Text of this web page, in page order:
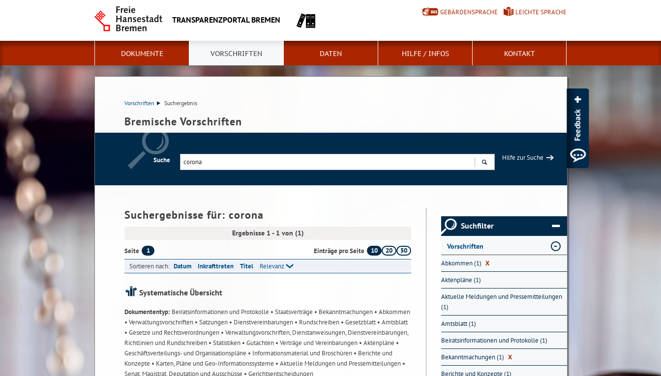
TRANSPARENZPORTAL BREMEN
GEBÄRDENSPRACHE LEICHTE SPRACHE
DOKUMENTE VORSCHRIFTEN DATEN HILFE / INFOS KONTAKT
Vorschriften Suchergebnis
Bremische Vorschriften
Suche
Hilfe zur Suche
Suchergebnisse für: corona
Ergebnisse 1 - 1 von (1)
Seite 1 Einträge pro Seite 10 20
50
Sortieren nach: Datum Inkrafttreten Titel Relevanz
Systematische Übersicht
Dokumententyp: Beiratsinformationen und Protokolle • Staatsverträge • Bekanntmachungen • Abkommen
• Verwaltungsvorschriften • Satzungen • Dienstvereinbarungen • Rundschreiben • Gesetzblatt• Amtsblatt
• Gesetze und Rechtsverordnungen • Verwaltungsvorschriften, Dienstanweisungen, Dienstvereinbarungen,
Richtlinien und Rundschreiben • Statistiken • Gutachten • Verträge und Vereinbarungen • Aktenpläne •
Geschäftsverteilungs- und Organisationspläne • Informationsmaterial und Broschüren • Berichte und
Konzepte • Karten, Pläne und Geo-Informationssysteme • Aktuelle Meldungen und Pressemitteilungen •
Senat, Magistrat, Deputation und Ausschüsse • Gerichtsentscheidungen
Suchfilter
Vorschriften
Abkommen (1) X
Aktenpläne (1)
Aktuelle Meldungen und Pressemitteilungen
(1)
Amtsblatt (1)
Beiratsinformationen und Protokolle (1)
Bekanntmachungen (1) X
Berichte und Konzepte (1)